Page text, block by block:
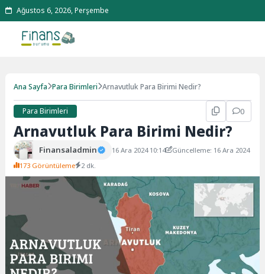
Ağustos 6, 2026, Perşembe
Ana Sayfa Para Birimleri Arnavutluk Para Birimi Nedir?
Para Birimleri 0
Arnavutluk Para Birimi Nedir?
Finansaladmin 16 Ara 2024 10:14
Güncelleme: 16 Ara 2024
173 Görüntüleme
2 dk.